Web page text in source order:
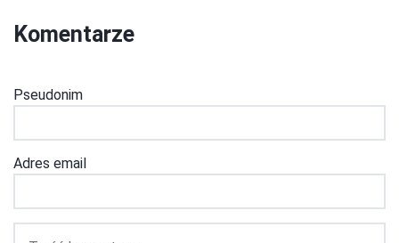
Komentarze
Pseudonim
Adres email